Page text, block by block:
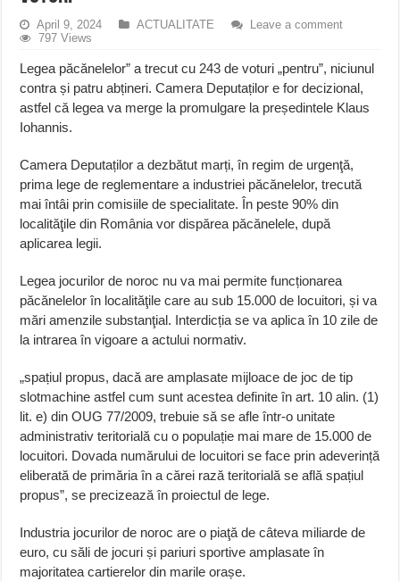
April 9, 2024 ACTUALITATE
Leave a comment
797 Views
Legea păcănelelor” a trecut cu 243 de voturi „pentru”, niciunul
contra și patru abțineri. Camera Deputaților e for decizional,
astfel că legea va merge la promulgare la președintele Klaus
Iohannis.
Camera Deputaților a dezbătut marți, în regim de urgenţă,
prima lege de reglementare a industriei păcănelelor, trecută
mai întâi prin comisiile de specialitate. În peste 90% din
localităţile din România vor dispărea păcănelele, după
aplicarea legii.
Legea jocurilor de noroc nu va mai permite funcționarea
păcănelelor în localităţile care au sub 15.000 de locuitori, și va
mări amenzile substanţial. Interdicția se va aplica în 10 zile de
la intrarea în vigoare a actului normativ.
„spațiul propus, dacă are amplasate mijloace de joc de tip
slotmachine astfel cum sunt acestea definite în art. 10 alin. (1)
lit. e) din OUG 77/2009, trebuie să se afle într-o unitate
administrativ teritorială cu o populație mai mare de 15.000 de
locuitori. Dovada numărului de locuitori se face prin adeverință
eliberată de primăria în a cărei rază teritorială se află spațiul
propus”, se precizează în proiectul de lege.
Industria jocurilor de noroc are o piaţă de câteva miliarde de
euro, cu săli de jocuri și pariuri sportive amplasate în
majoritatea cartierelor din marile orașe.